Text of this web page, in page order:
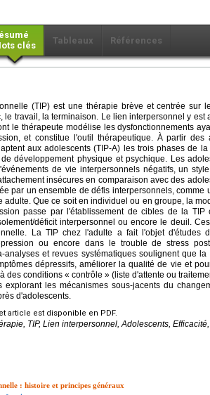
clés
Tableaux Références
(TIP) est une thérapie brève et centrée sur
le travail, la terminaison. Le lien interpersonnel y est
le thérapeute modélise les dysfonctionnements
et constitue l'outil thérapeutique. À partir
aux adolescents (TIP-A) les trois phases de
développement physique et psychique. Les
de vie interpersonnels négatifs, un
insécures en comparaison avec des
par un ensemble de défis interpersonnels,
adulte. Que ce soit en individuel ou en groupe, la
passe par l'établissement de cibles de la TIP
déficit interpersonnel ou encore le deuil.
La TIP chez l'adulte a fait l'objet d'études
ou encore dans le trouble de stress
analyses et revues systématiques soulignent que
dépressifs, améliorer la qualité de vie et
des conditions « contrôle » (liste d'attente ou
explorant les mécanismes sous-jacents du
d'adolescents.
article est disponible en PDF.
TIP, Lien interpersonnel, Adolescents,
: histoire et principes généraux